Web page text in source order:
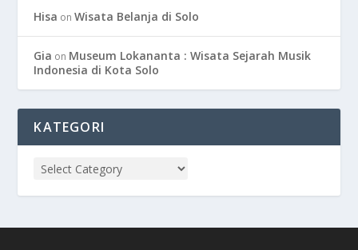
Hisa onWisata Belanja di Solo
Gia on Museum Lokananta : Wisata Sejarah Musik
Indonesia di Kota Solo
KATEGORI